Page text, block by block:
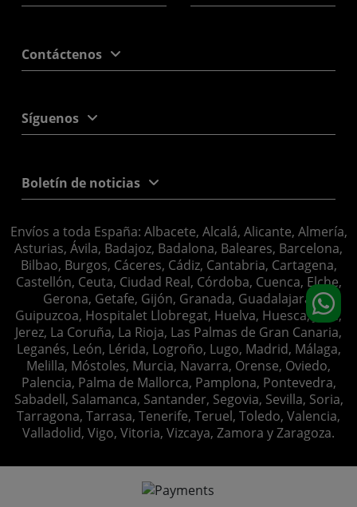
Contáctenos
Síguenos
Boletín de noticias
Envíos a toda España: Albacete, Alcalá, Alicante, Almería,
Asturias, Ávila, Badajoz, Badalona, Baleares, Barcelona,
Bilbao, Burgos, Cáceres, Cádiz, Cantabria, Cartagena,
Castellón, Ceuta, Ciudad Real, Córdoba, Cuenca, Elche,
Gerona, Getafe, Gijón, Granada, Guadalajara,
Guipuzcoa, Hospitalet Llobregat, Huelva, Huesca, Jaén,
Jerez, La Coruña, La Rioja, Las Palmas de Gran Canaria,
Leganés, León, Lérida, Logroño, Lugo, Madrid, Málaga,
Melilla, Móstoles, Murcia, Navarra, Orense, Oviedo,
Palencia, Palma de Mallorca, Pamplona, Pontevedra,
Sabadell, Salamanca, Santander, Segovia, Sevilla, Soria,
Tarragona, Tarrasa, Tenerife, Teruel, Toledo, Valencia,
Valladolid, Vigo, Vitoria, Vizcaya, Zamora y Zaragoza.